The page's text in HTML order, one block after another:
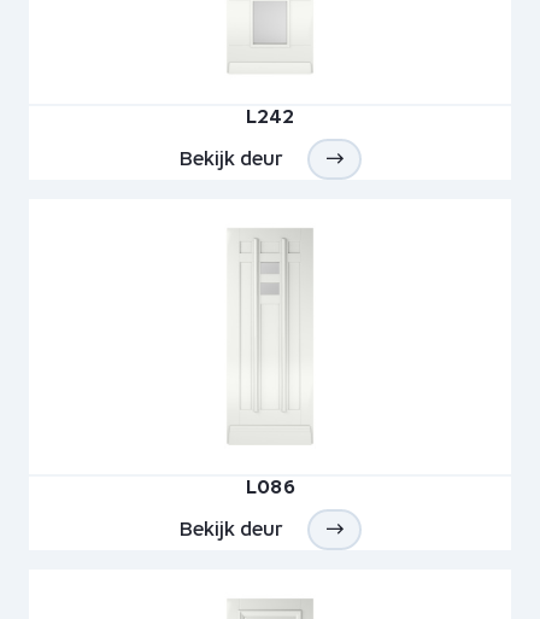
L242
Bekijk deur
L086
Bekijk deur